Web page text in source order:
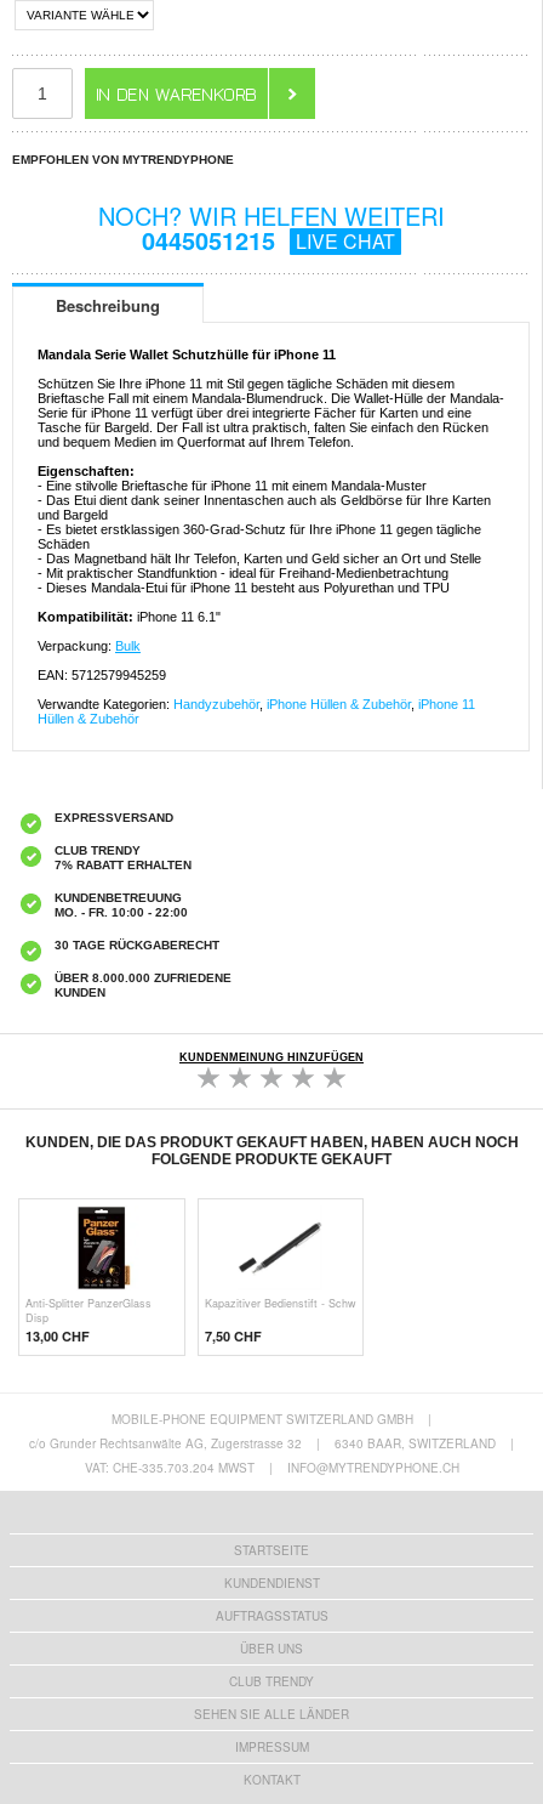
EMPFOHLEN VON MYTRENDYPHONE
NOCH? WIR HELFEN WEITERI
0445051215 LIVE CHAT
Beschreibung
Mandala Serie Wallet Schutzhülle für iPhone 11
Schützen Sie Ihre iPhone 11 mit Stil gegen tägliche Schäden mit diesem
Brieftasche Fall mit einem Mandala-Blumendruck. Die Wallet-Hülle der Mandala-
Serie für iPhone 11 verfügt über drei integrierte Fächer für Karten und eine
Tasche für Bargeld. Der Fall ist ultra praktisch, falten Sie einfach den Rücken
und bequem Medien im Querformat auf Ihrem Telefon.
Eigenschaften:
- Eine stilvolle Brieftasche für iPhone 11 mit einem Mandala-Muster
- Das Etui dient dank seiner Innentaschen auch als Geldbörse für Ihre Karten
und Bargeld
- Es bietet erstklassigen 360-Grad-Schutz für Ihre iPhone 11 gegen tägliche
Schäden
- Das Magnetband hält Ihr Telefon, Karten und Geld sicher an Ort und Stelle
- Mit praktischer Standfunktion - ideal für Freihand-Medienbetrachtung
- Dieses Mandala-Etui für iPhone 11 besteht aus Polyurethan und TPU
Kompatibilität: iPhone 11 6.1"
Verpackung: Bulk
EAN: 5712579945259
Verwandte Kategorien: Handyzubehör, iPhone Hüllen & Zubehör, iPhone 11
Hüllen & Zubehör
EXPRESSVERSAND
CLUB TRENDY
7% RABATT ERHALTEN
KUNDENBETREUUNG
MO. - FR. 10:00 - 22:00
30 TAGE RÜCKGABERECHT
ÜBER 8.000.000 ZUFRIEDENE
KUNDEN
KUNDENMEINUNG HINZUFÜGEN
KUNDEN, DIE DAS PRODUKT GEKAUFT HABEN, HABEN AUCH NOCH
FOLGENDE PRODUKTE GEKAUFT
Anti-Splitter PanzerGlass
Disp
13,00 CHF
Kapazitiver Bedienstift - Schw
7,50 CHF
MOBILE-PHONE EQUIPMENT SWITZERLAND GMBH
|
c/o Grunder Rechtsanwälte AG, Zugerstrasse 32
| 6340 BAAR, SWITZERLAND
|
VAT: CHE-335.703.204 MWST
| INFO@MYTRENDYPHONE.CH
STARTSEITE
KUNDENDIENST
AUFTRAGSSTATUS
ÜBER UNS
CLUB TRENDY
SEHEN SIE ALLE LÄNDER
IMPRESSUM
KONTAKT